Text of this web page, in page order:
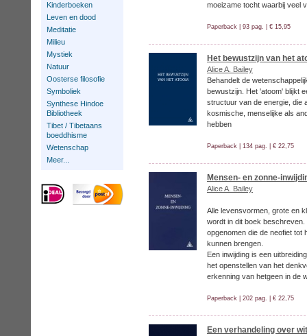
Kinderboeken
Leven en dood
Meditatie
Milieu
Mystiek
Natuur
Oosterse filosofie
Symboliek
Synthese Hindoe
Bibliotheek
Tibet / Tibetaans
boeddhisme
Wetenschap
Meer...
moeizame tocht waarbij veel
Paperback | 93 pag. | € 15,95
Het bewustzijn van het
Alice A. Bailey
Behandelt de
bewustzijn. Het 'atoom' blijkt
structuur van de energie, die
kosmische, menselijke als
hebben
Paperback | 134 pag. | € 22,75
Mensen- en zonne-
Alice A. Bailey
Alle levensvormen, grote en
wordt in dit boek
opgenomen die de neofiet tot
kunnen brengen.
Een inwijding is een
het openstellen van het
erkenning van hetgeen in de
Paperback | 202 pag. | € 22,75
Een verhandeling over